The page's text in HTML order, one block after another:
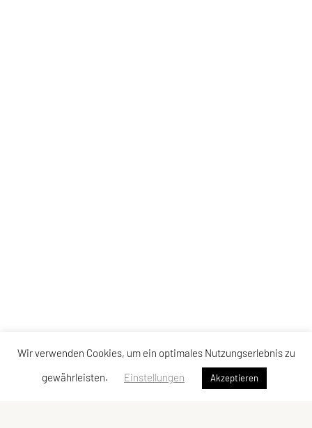
Wir verwenden Cookies, um ein optimales Nutzungserlebnis zu
gewährleisten.
Einstellungen Akzeptieren